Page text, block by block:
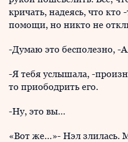
кричать, надеясь, что кто
помощи, но никто не
-Думаю это бесполезно, -
-Я тебя услышала, -
то приободрить его.
-Ну, это вы…
«Вот же…»- Нэл злилась.